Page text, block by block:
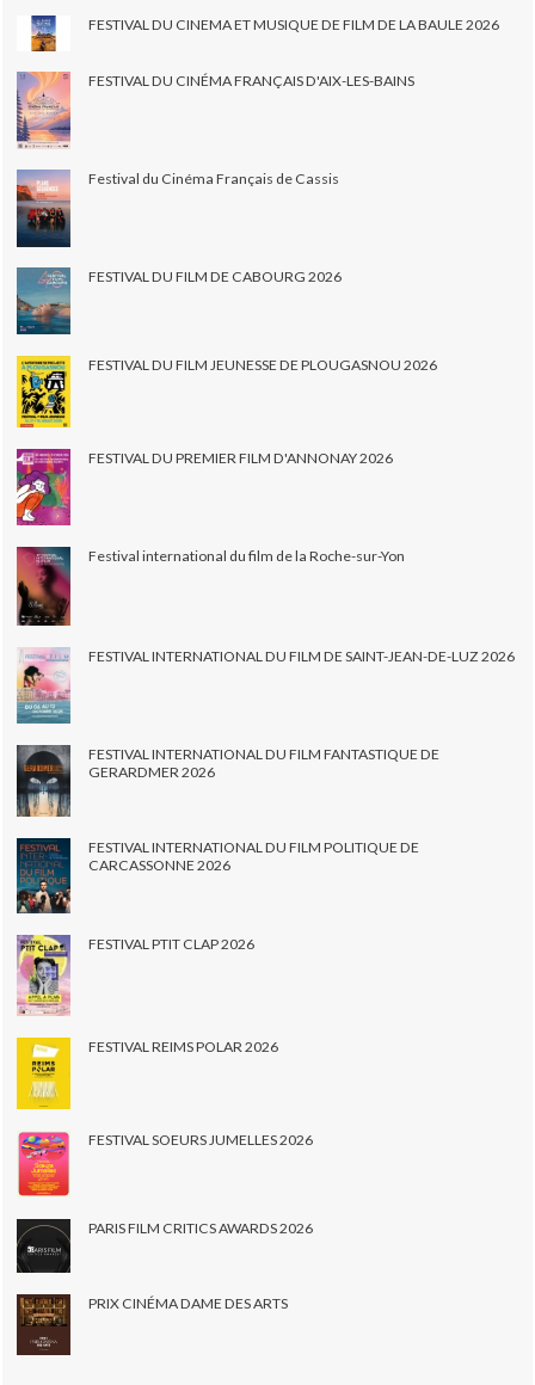
FESTIVAL DU CINEMA ET MUSIQUE DE FILM DE LA BAULE 2026
FESTIVAL DU CINÉMA FRANÇAIS D'AIX-LES-BAINS
Festival du Cinéma Français de Cassis
FESTIVAL DU FILM DE CABOURG 2026
FESTIVAL DU FILM JEUNESSE DE PLOUGASNOU 2026
FESTIVAL DU PREMIER FILM D'ANNONAY 2026
Festival international du film de la Roche-sur-Yon
FESTIVAL INTERNATIONAL DU FILM DE SAINT-JEAN-DE-LUZ 2026
FESTIVAL INTERNATIONAL DU FILM FANTASTIQUE DE
GERARDMER 2026
FESTIVAL INTERNATIONAL DU FILM POLITIQUE DE
CARCASSONNE 2026
FESTIVAL PTIT CLAP 2026
FESTIVAL REIMS POLAR 2026
FESTIVAL SOEURS JUMELLES 2026
PARIS FILM CRITICS AWARDS 2026
PRIX CINÉMA DAME DES ARTS